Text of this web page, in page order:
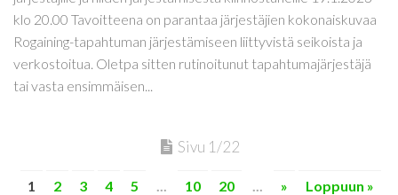
klo 20.00 Tavoitteena on parantaa järjestäjien kokonaiskuvaa
Rogaining-tapahtuman järjestämiseen liittyvistä seikoista ja
verkostoitua. Oletpa sitten rutinoitunut tapahtumajärjestäjä
tai vasta ensimmäisen...
Sivu 1/22
1 2 3 4 5 10 20 » Loppuun »